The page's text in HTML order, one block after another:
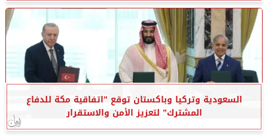
السعودية وتركيا وباكستان توقع ”اتفاقية مكة للدفاع
المشترك” لتعزيز الأمن والاستقرار